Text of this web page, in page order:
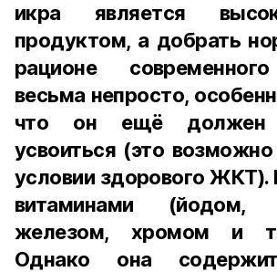
икра является
продуктом, а добрать
рационе
весьма непросто,
что он ещё должен
усвоиться (это
условии здорового ЖКТ).
витаминами (йодом,
железом, хромом и
Однако она